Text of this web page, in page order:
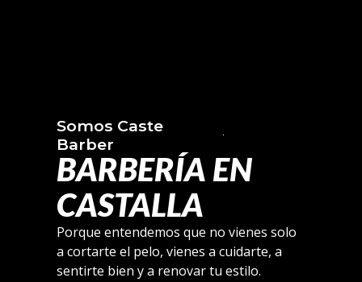
Somos Caste
Barber
BARBERÍA EN
CASTALLA
Porque entendemos que no vienes solo
a cortarte el pelo, vienes a cuidarte, a
sentirte bien y a renovar tu estilo.